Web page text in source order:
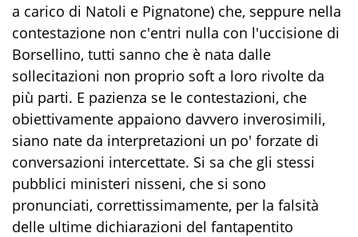
a carico di Natoli e Pignatone) che, seppure nella
contestazione non c'entri nulla con l'uccisione di
Borsellino, tutti sanno che è nata dalle
sollecitazioni non proprio soft a loro rivolte da
più parti. E pazienza se le contestazioni, che
obiettivamente appaiono davvero inverosimili,
siano nate da interpretazioni un po' forzate di
conversazioni intercettate. Si sa che gli stessi
pubblici ministeri nisseni, che si sono
pronunciati, correttissimamente, per la falsità
delle ultime dichiarazioni del fantapentito